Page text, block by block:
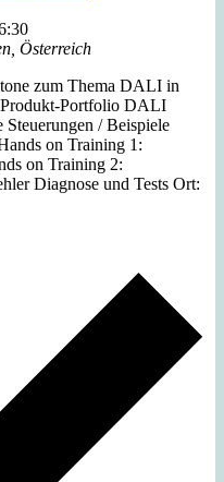
Österreich
zum Thema DALI in
Portfolio DALI
/ Beispiele
on Training 1:
on Training 2:
Diagnose und Tests Ort: